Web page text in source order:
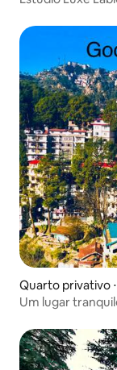
Quarto privativo
Um lugar